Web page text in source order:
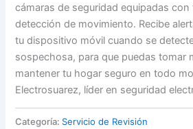
cámaras de seguridad equipadas
detección de movimiento. Recibe
tu dispositivo móvil cuando se
sospechosa, para que puedas tomar
mantener tu hogar seguro en todo
Electrosuarez, líder en seguridad
Categoría: Servicio de Revisión